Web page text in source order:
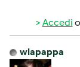
Accedi o
wlapappa